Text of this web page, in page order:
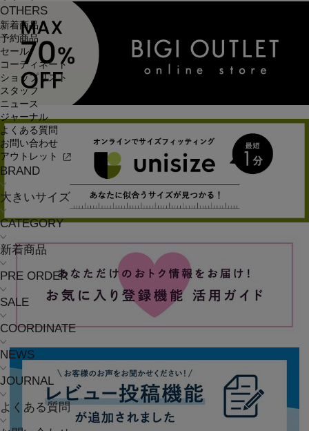
OTHERS
新着商品
予約商品
セール
コーディネート
ショップリスト
スタッフ
ニュース
ジャーナル
よくある質問
お問い合わせ
アウトレット
BRAND
大きいサイズ
CATEGORY
新着商品
PRE ORDER
SALE
COORDINATE
NEWS
JOURNAL
よくある質問